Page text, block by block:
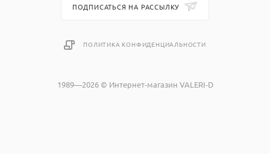
ПОДПИСАТЬСЯ НА РАССЫЛКУ
ПОЛИТИКА КОНФИДЕНЦИАЛЬНОСТИ
1989—2026 © Интернет-магазин VALERI-D